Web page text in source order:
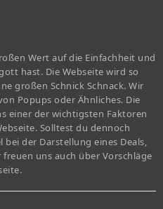
Wert auf die Einfachheit und
hast. Die Webseite wird so
großen Schnick Schnack. Wir
Popups oder Ähnliches. Die
einer der wichtigsten Faktoren
Solltest du dennoch
bei der Darstellung eines Deals,
uns auch über Vorschläge